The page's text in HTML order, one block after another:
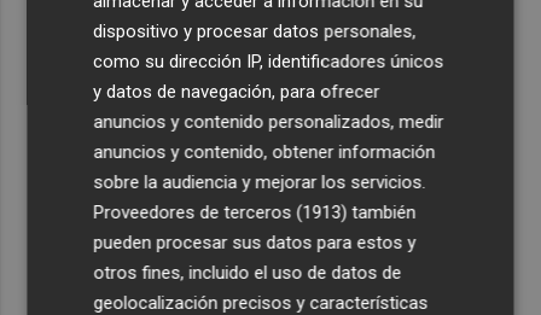
dispositivo y procesar datos personales,
como su dirección IP, identificadores únicos
y datos de navegación, para ofrecer
anuncios y contenido personalizados, medir
anuncios y contenido, obtener información
sobre la audiencia y mejorar los servicios.
Proveedores de terceros (1913) también
pueden procesar sus datos para estos y
otros fines, incluido el uso de datos de
geolocalización precisos y características